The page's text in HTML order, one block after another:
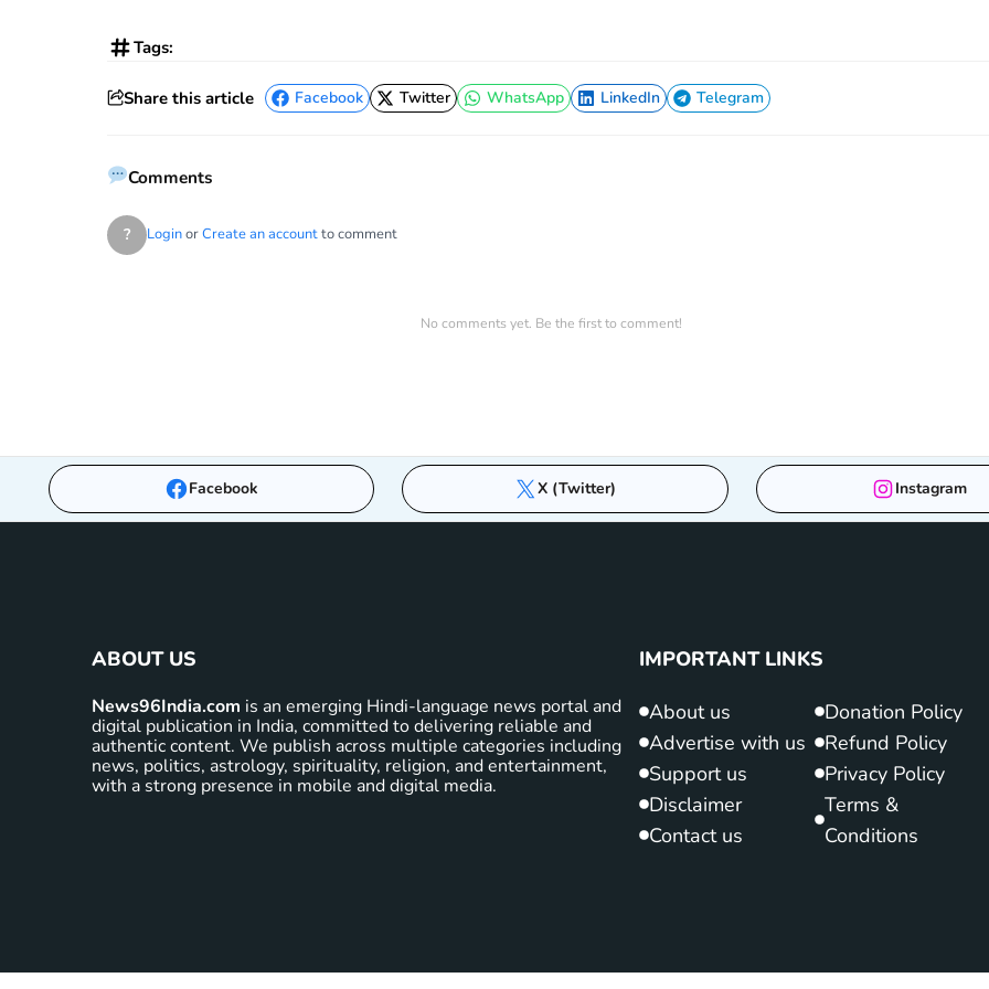
Tags:
Share this article
Facebook
Facebook
Twitter
Twitter
WhatsApp
WhatsApp
LinkedIn
LinkedIn
Telegram
Telegram
Comments
? LoginorCreate an accountto comment
No comments yet. Be the first to comment!
Facebook X (Twitter) Instagram
ABOUT US
News96India.com is an emerging Hindi-language news portal and
digital publication in India, committed to delivering reliable and
authentic content. We publish across multiple categories including
news, politics, astrology, spirituality, religion, and entertainment,
with a strong presence in mobile and digital media.
IMPORTANT LINKS
About us
Advertise with us
Support us
Disclaimer
Contact us
Donation Policy
Refund Policy
Privacy Policy
Terms &
Conditions